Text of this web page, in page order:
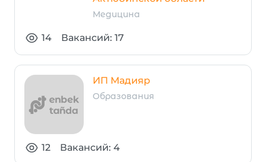
Медицина
14 Вакансий: 17
ИП Мадияр
Образования
12 Вакансий: 4